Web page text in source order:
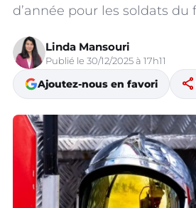
d’année pour les soldats du
Linda Mansouri
Publié le 30/12/2025 à 17h11
Ajoutez-nous en favori share